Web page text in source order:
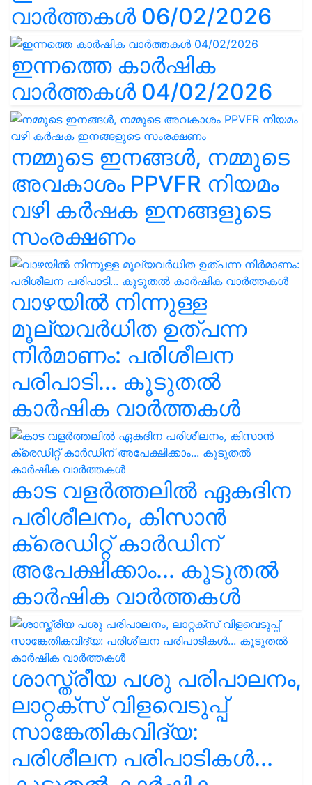
വാർത്തകൾ 06/02/2026
ഇന്നത്തെ കാർഷിക
വാർത്തകൾ 04/02/2026
നമ്മുടെ ഇനങ്ങൾ, നമ്മുടെ
അവകാശം PPVFR നിയമം
വഴി കർഷക ഇനങ്ങളുടെ
സംരക്ഷണം
വാഴയിൽ നിന്നുള്ള
മൂല്യവർധിത ഉത്പന്ന
നിർമാണം: പരിശീലന
പരിപാടി... കൂടുതൽ
കാർഷിക വാർത്തകൾ
കാട വളര്‍ത്തലിൽ ഏകദിന
പരിശീലനം, കിസാൻ
ക്രെഡിറ്റ് കാർഡിന്
അപേക്ഷിക്കാം... കൂടുതൽ
കാർഷിക വാർത്തകൾ
ശാസ്ത്രീയ പശു പരിപാലനം,
ലാറ്റക്സ് വിളവെടുപ്പ്
സാങ്കേതികവിദ്യ:
പരിശീലന പരിപാടികൾ...